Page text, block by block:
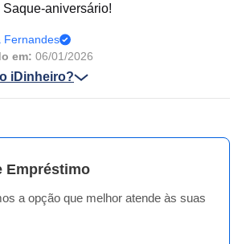
aniversário!
Fernandes
em: 06/01/2026
iDinheiro?
Empréstimo
a opção que melhor atende às suas